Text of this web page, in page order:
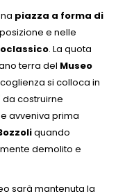
piazza a forma di
e nelle
. La quota
terra del Museo
si colloca in
costruirne
avveniva prima
quando
demolito e
sarà mantenuta la